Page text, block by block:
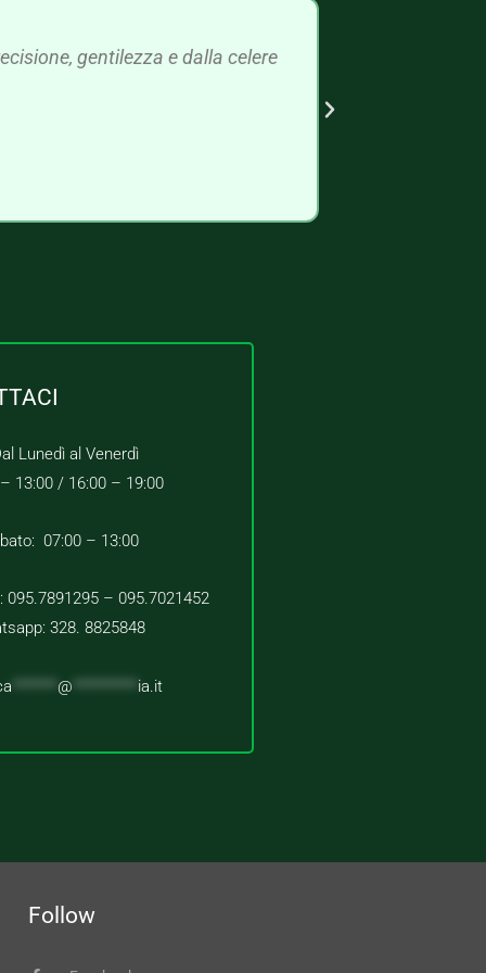
gentilezza e dalla celere
Lunedì al Venerdì
13:00 / 16:00 – 19:00
07:00 – 13:00
095.7891295 – 095.7021452
328. 8825848
@ ia.it
Follow